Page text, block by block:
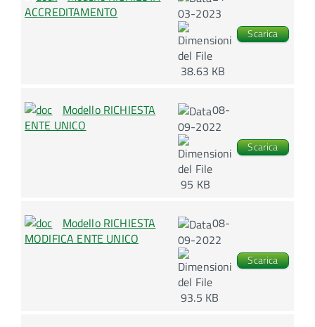
ACCREDITAMENTO
03-2023
38.63 KB
Scarica
Modello RICHIESTA
ENTE UNICO
08-
09-2022
95 KB
Scarica
Modello RICHIESTA
MODIFICA ENTE UNICO
08-
09-2022
93.5 KB
Scarica